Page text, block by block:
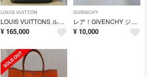
LOUIS VUITTON
LOUIS VUITTONS ルイヴィトン キモノ MM ノアール
¥ 165,000
GIVENCHY
レア！GIVENCHY ジバンシィ カメオイヤリング
¥ 10,000